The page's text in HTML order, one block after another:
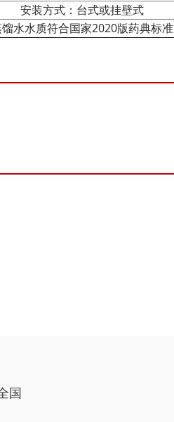
安装方式：台式或挂壁式
水水质符合国家2020版药典标准
国